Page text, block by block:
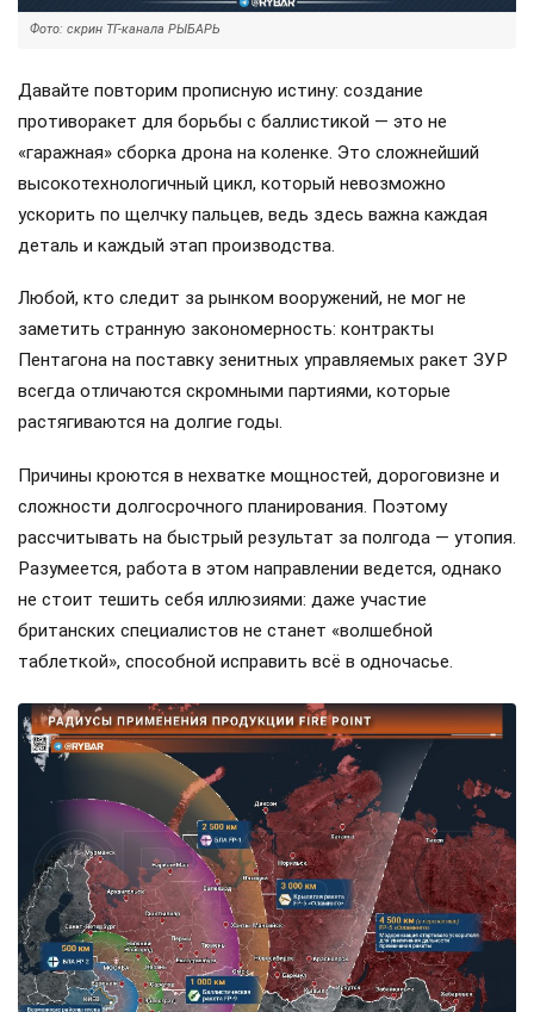
Фото: скрин ТГ-канала РЫБАРЬ
Давайте повторим прописную истину: создание
противоракет для борьбы с баллистикой — это не
«гаражная» сборка дрона на коленке. Это сложнейший
высокотехнологичный цикл, который невозможно
ускорить по щелчку пальцев, ведь здесь важна каждая
деталь и каждый этап производства.
Любой, кто следит за рынком вооружений, не мог не
заметить странную закономерность: контракты
Пентагона на поставку зенитных управляемых ракет ЗУР
всегда отличаются скромными партиями, которые
растягиваются на долгие годы.
Причины кроются в нехватке мощностей, дороговизне и
сложности долгосрочного планирования. Поэтому
рассчитывать на быстрый результат за полгода — утопия.
Разумеется, работа в этом направлении ведется, однако
не стоит тешить себя иллюзиями: даже участие
британских специалистов не станет «волшебной
таблеткой», способной исправить всё в одночасье.